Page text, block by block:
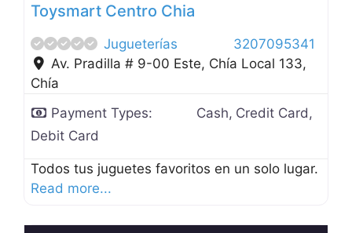
Toysmart Centro Chia
3207095341
Jugueterías
Av. Pradilla # 9-00 Este, Chía Local 133,
Chía
Payment Types:
Cash, Credit Card,
Debit Card
Todos tus juguetes favoritos en un solo lugar.
Read more...